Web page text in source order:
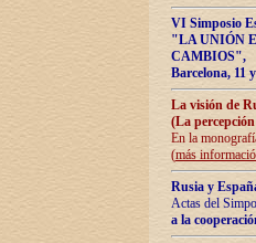
VI Simposio
"LA UNIÓN
CAMBIOS",
Barcelona, 11
La visión de
(La
En la
(más
Rusia y
Actas del
a la